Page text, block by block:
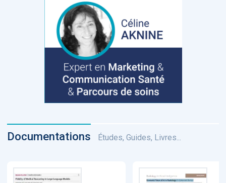
Documentations Études, Guides, Livres...